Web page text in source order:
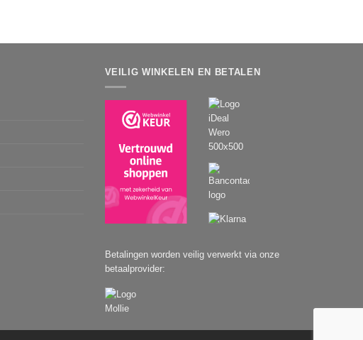
VEILIG WINKELEN EN BETALEN
Betalingen worden veilig verwerkt via onze
betaalprovider: